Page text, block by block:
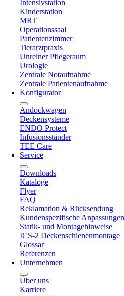
Intensivstation
Kinderstation
MRT
Operationssaal
Patientenzimmer
Tierarztpraxis
Unreiner Pflegeraum
Urologie
Zentrale Notaufnahme
Zentrale Patientenaufnahme
Konfigurator
Andockwagen
Deckensysteme
ENDO Protect
Infusionsständer
TEE Care
Service
Downloads
Kataloge
Flyer
FAQ
Reklamation & Rücksendung
Kundenspezifische Anpassungen
Statik- und Montagehinweise
ICS-2 Deckenschienenmontage
Glossar
Referenzen
Unternehmen
Über uns
Karriere